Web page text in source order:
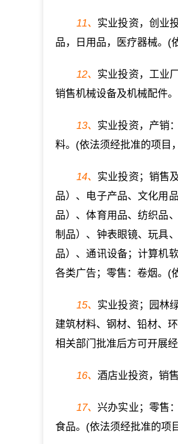
11、 实业投资，创业
品，日用品，医疗器械。(
12、 实业投资，工业
销售机械设备及机械配件。
13、 实业投资，产销
料。(依法须经批准的项目
14、 实业投资；销售
品）、电子产品、文化用
品）、体育用品、纺织品
制品）、钟表眼镜、玩具
品）、通讯设备；计算机
各类广告；零售：卷烟。(
15、 实业投资；园林
建筑材料、钢材、铅材、
相关部门批准后方可开展
16、 酒店业投资，销
17、兴办实业；零售
食品。(依法须经批准的项